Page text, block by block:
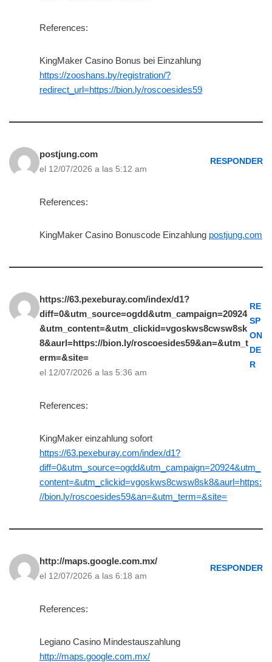
References:
KingMaker Casino Bonus bei Einzahlung
https://zooshans.by/registration/?
redirect_url=https://bion.ly/roscoesides59
postjung.com
el 12/07/2026 a las 5:12 am
RESPONDER
References:
KingMaker Casino Bonuscode Einzahlung postjung.com
https://63.pexeburay.com/index/d1?
diff=0&utm_source=ogdd&utm_campaign=20924
&utm_content=&utm_clickid=vgoskws8cwsw8sk
8&aurl=https://bion.ly/roscoesides59&an=&utm_t
erm=&site=
el 12/07/2026 a las 5:36 am
RE
SP
ON
DE
R
References:
KingMaker einzahlung sofort
https://63.pexeburay.com/index/d1?
diff=0&utm_source=ogdd&utm_campaign=20924&utm_
content=&utm_clickid=vgoskws8cwsw8sk8&aurl=https:
//bion.ly/roscoesides59&an=&utm_term=&site=
http://maps.google.com.mx/
el 12/07/2026 a las 6:18 am
RESPONDER
References:
Legiano Casino Mindestauszahlung
http://maps.google.com.mx/